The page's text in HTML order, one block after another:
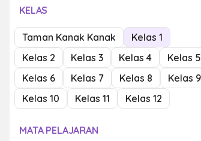
KELAS
Taman Kanak Kanak
Kelas 1
Kelas 2
Kelas 3 Kelas 4
Kelas 5
Kelas 6
Kelas 7 Kelas 8
Kelas 9
Kelas 10
Kelas 11 Kelas 12
MATA PELAJARAN